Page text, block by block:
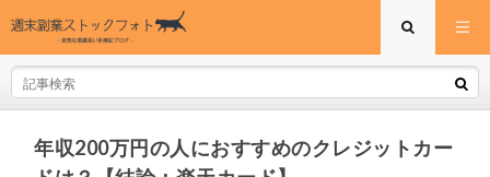
年収200万円の人におすすめのクレジットカー